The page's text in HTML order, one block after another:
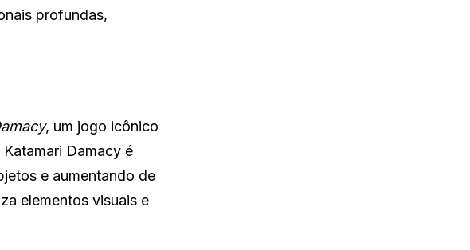
profundas,
, um jogo icônico
Damacy é
e aumentando de
elementos visuais e